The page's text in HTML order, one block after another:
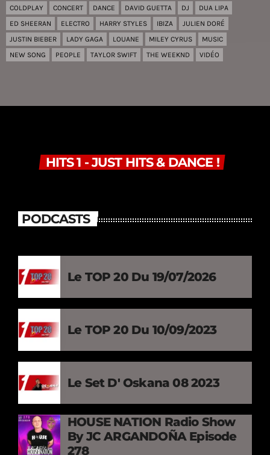
COLDPLAY
CONCERT DANCE DAVID GUETTA DJ
DUA LIPA
ED SHEERAN
ELECTRO HARRY STYLES IBIZA
JULIEN DORÉ
JUSTIN BIEBER
LADY GAGA LOUANE MILEY CYRUS
MUSIC
NEW SONG
PEOPLE TAYLOR SWIFT THE WEEKND VIDÉO
HITS 1 - JUST HITS & DANCE !
PODCASTS
Le TOP 20 Du 19/07/2026
Le TOP 20 Du 10/09/2023
Le Set D' Oskana 08 2023
HOUSE NATION Radio Show
By JC ARGANDOÑA Episode
278